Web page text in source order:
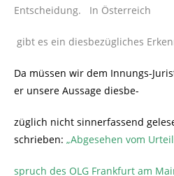
Entscheidung. In Österreich
gibt es ein diesbezügliches
Da müssen wir dem Innungs-
er unsere Aussage diesbe-
züglich nicht sinnerfassend
schrieben: „Abgesehen vom
spruch des OLG Frankfurt am